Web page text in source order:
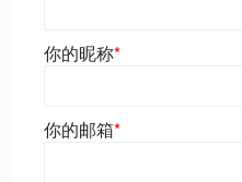
你的昵称*
你的邮箱*